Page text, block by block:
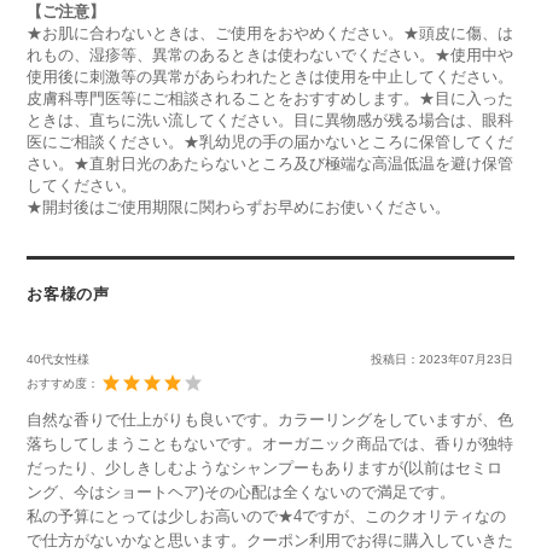
【ご注意】
★お肌に合わないときは、ご使用をおやめください。★頭皮に傷、は
れもの、湿疹等、異常のあるときは使わないでください。★使用中や
使用後に刺激等の異常があらわれたときは使用を中止してください。
皮膚科専門医等にご相談されることをおすすめします。★目に入った
ときは、直ちに洗い流してください。目に異物感が残る場合は、眼科
医にご相談ください。★乳幼児の手の届かないところに保管してくだ
さい。★直射日光のあたらないところ及び極端な高温低温を避け保管
してください。
★開封後はご使用期限に関わらずお早めにお使いください。
お客様の声
40代女性様 投稿日：2023年07月23日
おすすめ度：
自然な香りで仕上がりも良いです。カラーリングをしていますが、色
落ちしてしまうこともないです。オーガニック商品では、香りが独特
だったり、少しきしむようなシャンプーもありますが(以前はセミロ
ング、今はショートヘア)その心配は全くないので満足です。
私の予算にとっては少しお高いので★4ですが、このクオリティなの
で仕方がないかなと思います。クーポン利用でお得に購入していきた